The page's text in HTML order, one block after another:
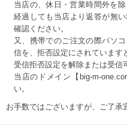
当店の、休日・営業時間外を
経過しても当店より返答が無
確認ください。
又、携帯でのご注文の際パソ
信を、拒否設定にされています
受信拒否設定を解除または受信
当店のドメイン【big-m-
い。
お手数ではございますが、ご了承